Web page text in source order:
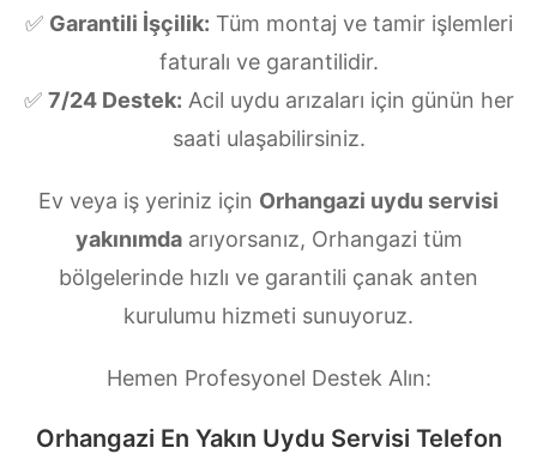
✅ Garantili İşçilik: Tüm montaj ve tamir işlemleri
faturalı ve garantilidir.
✅ 7/24 Destek: Acil uydu arızaları için günün her
saati ulaşabilirsiniz.
Ev veya iş yeriniz için Orhangazi uydu servisi
yakınımdaarıyorsanız, Orhangazi tüm
bölgelerinde hızlı ve garantili çanak anten
kurulumu hizmeti sunuyoruz.
Hemen Profesyonel Destek Alın:
Orhangazi En Yakın Uydu Servisi Telefon